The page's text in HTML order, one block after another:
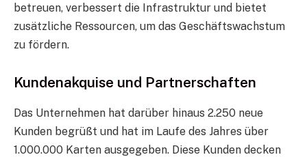
betreuen, verbessert die Infrastruktur und bietet
zusätzliche Ressourcen, um das Geschäftswachstum
zu fördern.
Kundenakquise und Partnerschaften
Das Unternehmen hat darüber hinaus 2.250 neue
Kunden begrüßt und hat im Laufe des Jahres über
1.000.000 Karten ausgegeben. Diese Kunden decken